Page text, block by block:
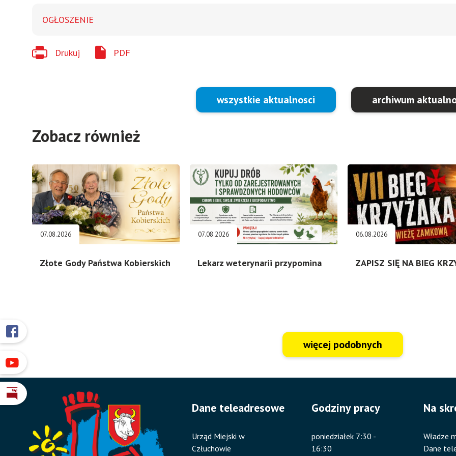
OGŁOSZENIE
Drukuj PDF
wszystkie aktualnosci archiwum
Zobacz również
07.08.2026
Złote Gody Państwa Kobierskich
07.08.2026
Lekarz weterynarii przypomina
06.08.2026
ZAPISZ SIĘ NA BIEG
więcej podobnych
Dane teleadresowe
Urząd Miejski w
Człuchowie
Godziny pracy
poniedziałek 7:30 -
16:30
Na
Władze
Dane
Przyklejone
odnośniki
Otworzy
w
nowym
oknie
Otworzy
się
w
nowym
Otworzy
nowym
oknie